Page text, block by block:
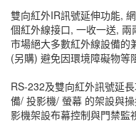
雙向紅外IR訊號延伸功能,
個紅外線接口, 一收一送,
市場絕大多數紅外線設備的
(另購) 避免因環境障礙物等
RS-232及雙向紅外訊號延
備/ 投影機/ 螢幕 的架設與
影機架設布幕控制與門禁監